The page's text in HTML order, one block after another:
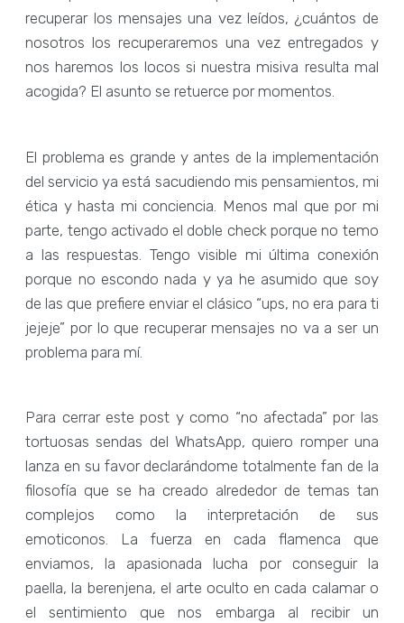
recuperar los mensajes una vez leídos, ¿cuántos de
nosotros los recuperaremos una vez entregados y
nos haremos los locos si nuestra misiva resulta mal
acogida? El asunto se retuerce por momentos.
El problema es grande y antes de la implementación
del servicio ya está sacudiendo mis pensamientos, mi
ética y hasta mi conciencia. Menos mal que por mi
parte, tengo activado el doble check porque no temo
a las respuestas. Tengo visible mi última conexión
porque no escondo nada y ya he asumido que soy
de las que prefiere enviar el clásico “ups, no era para ti
jejeje” por lo que recuperar mensajes no va a ser un
problema para mí.
Para cerrar este post y como “no afectada” por las
tortuosas sendas del WhatsApp, quiero romper una
lanza en su favor declarándome totalmente fan de la
filosofía que se ha creado alrededor de temas tan
complejos como la interpretación de sus
emoticonos. La fuerza en cada flamenca que
enviamos, la apasionada lucha por conseguir la
paella, la berenjena, el arte oculto en cada calamar o
el sentimiento que nos embarga al recibir un